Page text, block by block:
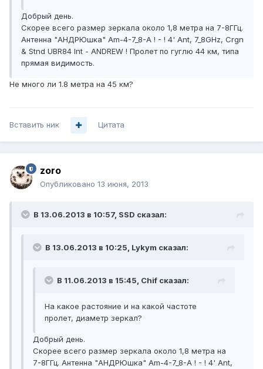
Добрый день.
Скорее всего размер зеркала около 1,8 метра на 7-8ГГц.
Антенна "АНДРЮшка" Am-4-7_8-A ! - ! 4' Ant, 7_8GHz, Crgn
& Stnd UBR84 Int - ANDREW ! Пролет по гуглю 44 км, типа
прямая видимость.
Не много ли 1.8 метра на 45 км?
Вставить ник Цитата
zoro
Опубликовано 13 июня, 2013
В 13.06.2013 в 10:57, SSD сказал:
В 13.06.2013 в 10:25, Lykym сказал:
В 11.06.2013 в 15:45, Chif сказал:
На какое растояние и на какой частоте
пролет, диаметр зеркал?
Добрый день.
Скорее всего размер зеркала около 1,8 метра на
7-8ГГц. Антенна "АНДРЮшка" Am-4-7_8-A ! - ! 4' Ant,